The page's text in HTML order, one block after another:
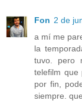
Fon 2 de
a mí me
la
tuvo. pero
telefilm que
por fin,
siempre.